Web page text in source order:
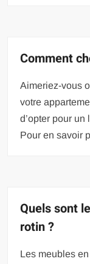
Comment
Aimeriez-vous
votre
d’opter pour
Pour en savoir
Quels sont
rotin ?
Les meubles